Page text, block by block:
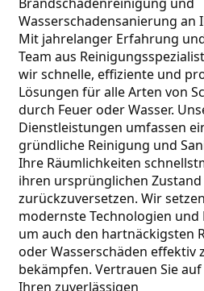
Wasserschadensanierung an
Mit jahrelanger Erfahrung
Team aus
wir schnelle, effiziente und
Lösungen für alle Arten von
durch Feuer oder Wasser.
Dienstleistungen umfassen
gründliche Reinigung und
Ihre Räumlichkeiten
ihren ursprünglichen Zustand
zurückzuversetzen. Wir
modernste Technologien und
um auch den hartnäckigsten
oder Wasserschäden effektiv
bekämpfen. Vertrauen Sie auf
Ihren zuverlässigen